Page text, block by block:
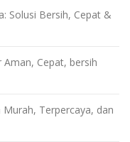
Solusi Bersih, Cepat &
Cepat, bersih
Terpercaya, dan